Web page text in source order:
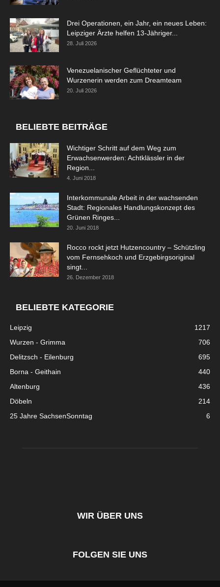
Drei Operationen, ein Jahr, ein neues Leben:
Leipziger Ärzte helfen 13-Jähriger...
28. Juli 2026
Venezuelanischer Geflüchteter und
Wurzenerin werden zum Dreamteam
20. Juli 2026
BELIEBTE BEITRÄGE
Wichtiger Schritt auf dem Weg zum
Erwachsenwerden: Achtklässler in der
Region...
4. Juni 2018
Interkommunale Arbeit in der wachsenden
Stadt: Regionales Handlungskonzept des
Grünen Ringes...
20. Juni 2018
Rocco rockt jetzt Hutzencountry – Schützling
vom Fernsehkoch und Erzgebirgsoriginal
singt...
26. Dezember 2018
BELIEBTE KATEGORIE
Leipzig
1217
Wurzen - Grimma
706
Delitzsch - Eilenburg
695
Borna - Geithain
440
Altenburg
436
Döbeln
214
25 Jahre SachsenSonntag
6
WIR ÜBER UNS
FOLGEN SIE UNS